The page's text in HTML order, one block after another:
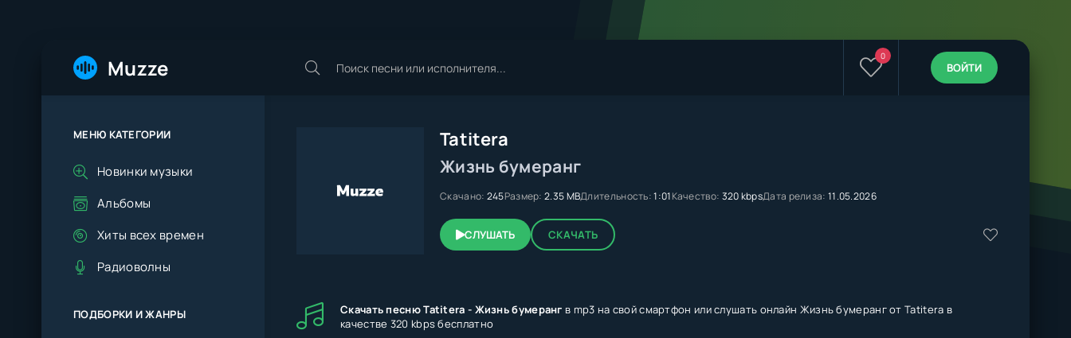
Muzze 0
ВОЙТИ
Tatitera
Жизнь бумеранг
Скачано: 245Размер: 2.35 MBДлительность:1:01Качество: 320 kbpsДата релиза: 11.05.2026
СЛУШАТЬ СКАЧАТЬ
Скачать песню Tatitera - Жизнь бумеранг в mp3 на свой смартфон или слушать онлайн Жизнь бумеранг от Tatitera в
качестве 320 kbps бесплатно
МЕНЮ КАТЕГОРИИ
Новинки музыки
Альбомы
Хиты всех времен
Радиоволны
ПОДБОРКИ И ЖАНРЫ